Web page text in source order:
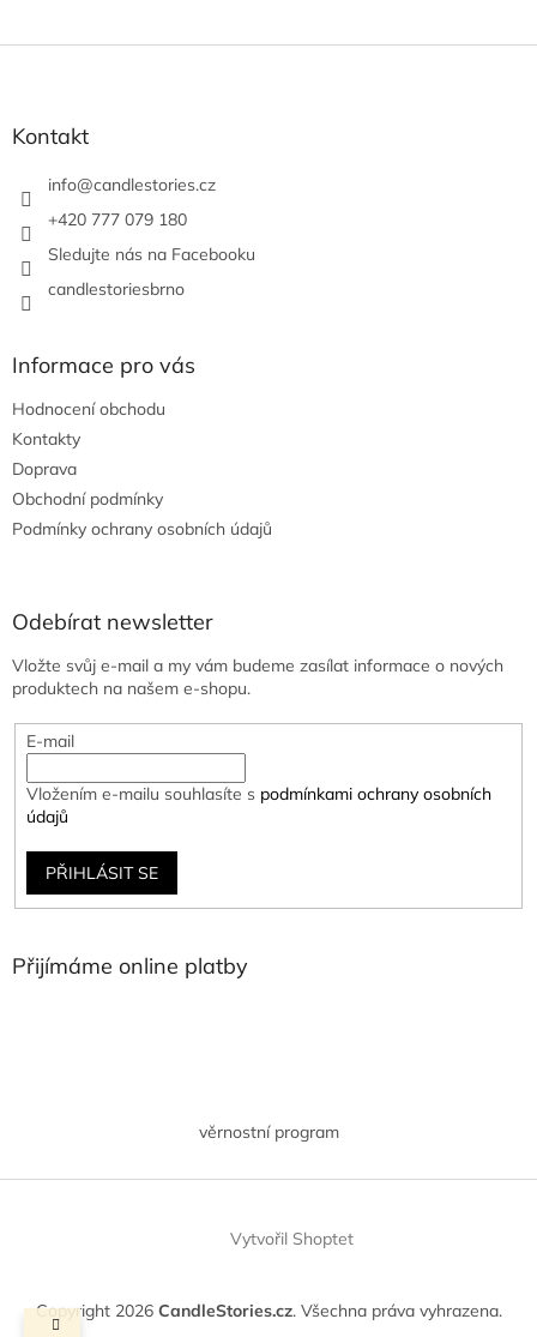
Kontakt
info@candlestories.cz
+420 777 079 180
Sledujte nás na Facebooku
candlestoriesbrno
Informace pro vás
Hodnocení obchodu
Kontakty
Doprava
Obchodní podmínky
Podmínky ochrany osobních údajů
Odebírat newsletter
Vložte svůj e-mail a my vám budeme zasílat informace o nových
produktech na našem e-shopu.
E-mail
Vložením e-mailu souhlasíte s podmínkami ochrany osobních
údajů
PŘIHLÁSIT SE
Přijímáme online platby
věrnostní program
Vytvořil Shoptet
Copyright 2026 CandleStories.cz. Všechna práva vyhrazena.